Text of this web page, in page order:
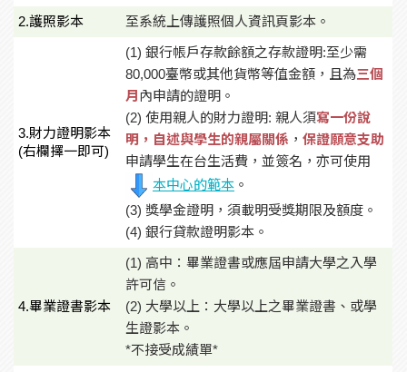
2.護照影本
至系統上傳護照個人資訊頁影本。
3.財力證明影本
(右欄擇一即可)
(1) 銀行帳戶存款餘額之存款證明:至少需
80,000臺幣或其他貨幣等值金額，且為三個
月 內申請的證明。
(2) 使用親人的財力證明: 親人須寫一份說
明，自述與學生的親屬關係 ， 保證願意支助
申請學生在台生活費，並簽名，亦可使用
本中心的範本 。
(3) 獎學金證明，須載明受獎期限及額度。
(4) 銀行貸款證明影本。
4.畢業證書影本
(1) 高中：畢業證書或應屆申請大學之入學
許可信。
(2) 大學以上：大學以上之畢業證書、或學
生證影本。
*不接受成績單*